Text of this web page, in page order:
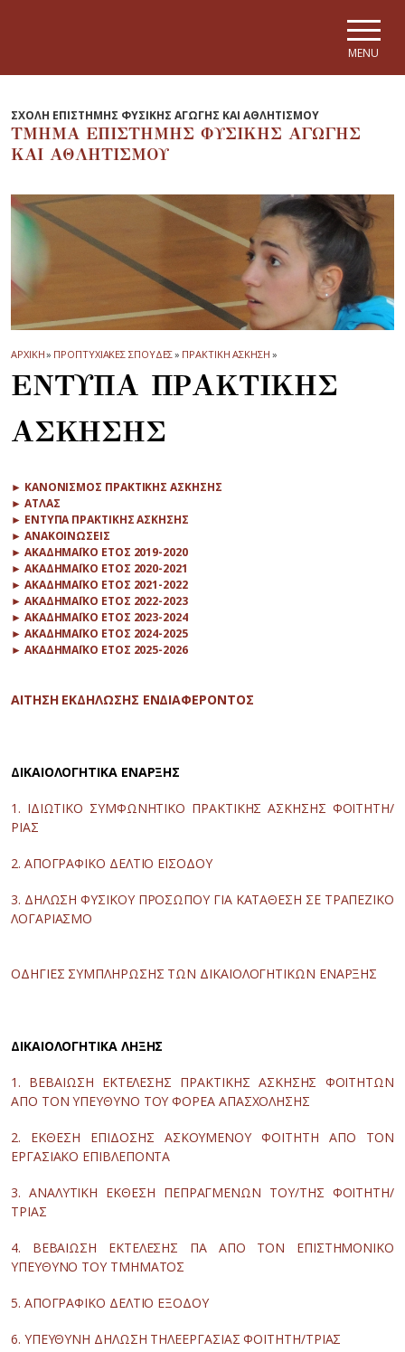
MENU
ΣΧΟΛΗ ΕΠΙΣΤΗΜΗΣ ΦΥΣΙΚΗΣ ΑΓΩΓΗΣ ΚΑΙ ΑΘΛΗΤΙΣΜΟΥ
ΤΜΗΜΑ ΕΠΙΣΤΗΜΗΣ ΦΥΣΙΚΗΣ ΑΓΩΓΗΣ
ΚΑΙ ΑΘΛΗΤΙΣΜΟΥ
ΑΡΧΙΚΗ» ΠΡΟΠΤΥΧΙΑΚΕΣ ΣΠΟΥΔΕΣ» ΠΡΑΚΤΙΚΗ ΑΣΚΗΣΗ »
ΕΝΤΥΠΑ ΠΡΑΚΤΙΚΗΣ
ΑΣΚΗΣΗΣ
► ΚΑΝΟΝΙΣΜΟΣ ΠΡΑΚΤΙΚΗΣ ΑΣΚΗΣΗΣ
► ΑΤΛΑΣ
► ΕΝΤΥΠΑ ΠΡΑΚΤΙΚΗΣ ΑΣΚΗΣΗΣ
► ΑΝΑΚΟΙΝΩΣΕΙΣ
► ΑΚΑΔΗΜΑΪΚΟ ΕΤΟΣ 2019-2020
► ΑΚΑΔΗΜΑΪΚΟ ΕΤΟΣ 2020-2021
► ΑΚΑΔΗΜΑΪΚΟ ΕΤΟΣ 2021-2022
► ΑΚΑΔΗΜΑΪΚΟ ΕΤΟΣ 2022-2023
► ΑΚΑΔΗΜΑΪΚΟ ΕΤΟΣ 2023-2024
► ΑΚΑΔΗΜΑΪΚΟ ΕΤΟΣ 2024-2025
► ΑΚΑΔΗΜΑΪΚΟ ΕΤΟΣ 2025-2026
ΑΙΤΗΣΗ ΕΚΔΗΛΩΣΗΣ ΕΝΔΙΑΦΕΡΟΝΤΟΣ
ΔΙΚΑΙΟΛΟΓΗΤΙΚΑ ΕΝΑΡΞΗΣ
1. ΙΔΙΩΤΙΚΟ ΣΥΜΦΩΝΗΤΙΚΟ ΠΡΑΚΤΙΚΗΣ ΑΣΚΗΣΗΣ ΦΟΙΤΗΤΗ/
ΡΙΑΣ
2. ΑΠΟΓΡΑΦΙΚΟ ΔΕΛΤΙΟ ΕΙΣΟΔΟΥ
3. ΔΗΛΩΣΗ ΦΥΣΙΚΟΥ ΠΡΟΣΩΠΟΥ ΓΙΑ ΚΑΤΑΘΕΣΗ ΣΕ ΤΡΑΠΕΖΙΚΟ
ΛΟΓΑΡΙΑΣΜΟ
ΟΔΗΓΙΕΣ ΣΥΜΠΛΗΡΩΣΗΣ ΤΩΝ ΔΙΚΑΙΟΛΟΓΗΤΙΚΩΝ ΕΝΑΡΞΗΣ
ΔΙΚΑΙΟΛΟΓΗΤΙΚΑ ΛΗΞΗΣ
1. ΒΕΒΑΙΩΣΗ ΕΚΤΕΛΕΣΗΣ ΠΡΑΚΤΙΚΗΣ ΑΣΚΗΣΗΣ ΦΟΙΤΗΤΩΝ
ΑΠΟ ΤΟΝ ΥΠΕΥΘΥΝΟ ΤΟΥ ΦΟΡΕΑ ΑΠΑΣΧΟΛΗΣΗΣ
2. ΕΚΘΕΣΗ ΕΠΙΔΟΣΗΣ ΑΣΚΟΥΜΕΝΟΥ ΦΟΙΤΗΤΗ ΑΠΟ ΤΟΝ
ΕΡΓΑΣΙΑΚΟ ΕΠΙΒΛΕΠΟΝΤΑ
3. ΑΝΑΛΥΤΙΚΗ ΕΚΘΕΣΗ ΠΕΠΡΑΓΜΕΝΩΝ ΤΟΥ/ΤΗΣ ΦΟΙΤΗΤΗ/
ΤΡΙΑΣ
4. ΒΕΒΑΙΩΣΗ ΕΚΤΕΛΕΣΗΣ ΠΑ ΑΠΟ ΤΟΝ ΕΠΙΣΤΗΜΟΝΙΚΟ
ΥΠΕΥΘΥΝΟ ΤΟΥ ΤΜΗΜΑΤΟΣ
5. ΑΠΟΓΡΑΦΙΚΟ ΔΕΛΤΙΟ ΕΞΟΔΟΥ
6. ΥΠΕΥΘΥΝΗ ΔΗΛΩΣΗ ΤΗΛΕΕΡΓΑΣΙΑΣ ΦΟΙΤΗΤΗ/ΤΡΙΑΣ